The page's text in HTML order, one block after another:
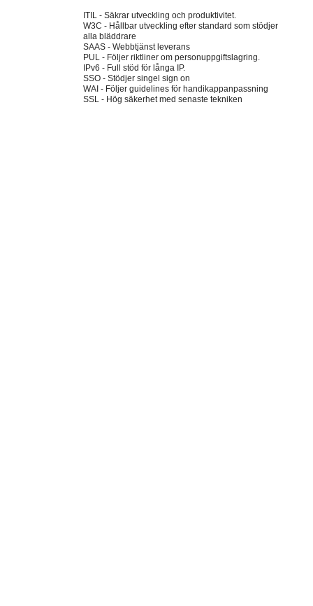
ITIL - Säkrar utveckling och produktivitet.
W3C - Hållbar utveckling efter standard som stödjer
alla bläddrare
SAAS - Webbtjänst leverans
PUL - Följer riktliner om personuppgiftslagring.
IPv6 - Full stöd för långa IP.
SSO - Stödjer singel sign on
WAI - Följer guidelines för handikappanpassning
SSL - Hög säkerhet med senaste tekniken